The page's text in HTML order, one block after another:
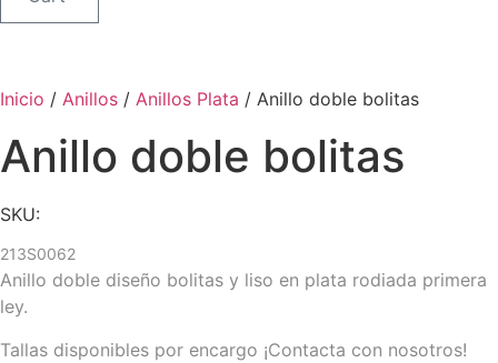
Inicio / Anillos / Anillos Plata / Anillo doble bolitas
Anillo doble bolitas
SKU:
213S0062
Anillo doble diseño bolitas y liso en plata rodiada primera
ley.
Tallas disponibles por encargo ¡Contacta con nosotros!